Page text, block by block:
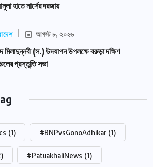
হাতে নার্সের দরজায়
আগস্ট ৮, ২০২৬
মিলাদুন্নবী (স.) উদযাপন উপলক্ষে বরুড়া দক্ষিণ
প্রস্তুতি সভা
(1) #BNPvsGonoAdhikar (1)
#PatuakhaliNews (1)